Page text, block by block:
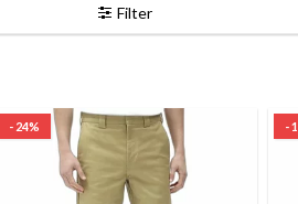
Filter
- 24% -